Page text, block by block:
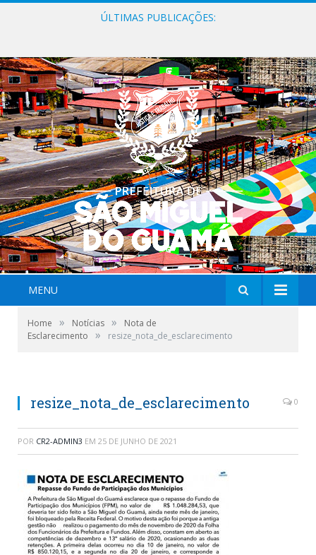
ÚLTIMAS PUBLICAÇÕES:
MENU
Home » Notícias »
Nota de
Esclarecimento
» resize_nota_de_esclarecimento
resize_nota_de_esclarecimento 0
POR CR2-ADMIN3 EM 25 DE JUNHO DE 2021